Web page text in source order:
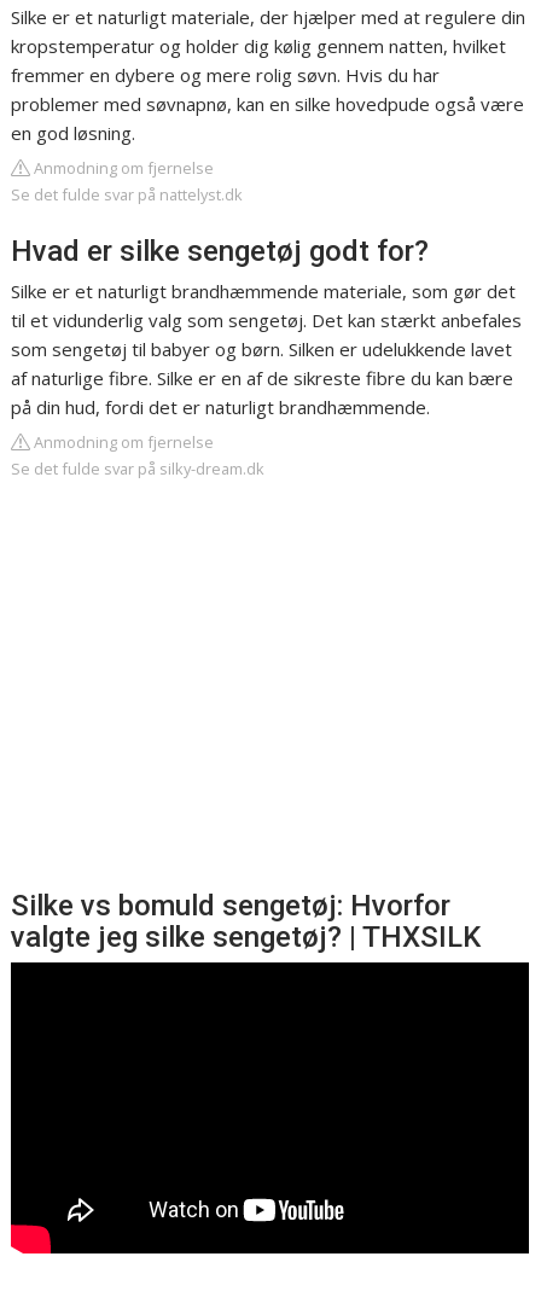
Silke er et naturligt materiale, der hjælper med at regulere din
kropstemperatur og holder dig kølig gennem natten, hvilket
fremmer en dybere og mere rolig søvn. Hvis du har
problemer med søvnapnø, kan en silke hovedpude også være
en god løsning.
Anmodning om fjernelse
Se det fulde svar på nattelyst.dk
Hvad er silke sengetøj godt for?
Silke er et naturligt brandhæmmende materiale, som gør det
til et vidunderlig valg som sengetøj. Det kan stærkt anbefales
som sengetøj til babyer og børn. Silken er udelukkende lavet
af naturlige fibre. Silke er en af de sikreste fibre du kan bære
på din hud, fordi det er naturligt brandhæmmende.
Anmodning om fjernelse
Se det fulde svar på silky-dream.dk
Silke vs bomuld sengetøj: Hvorfor
valgte jeg silke sengetøj? | THXSILK